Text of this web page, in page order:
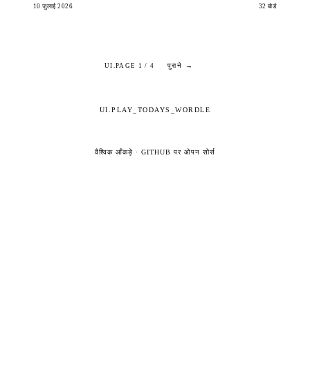
10 जुलाई 2026 32 बोर्ड
UI.PAGE 1 / 4 पुराने →
UI.PLAY_TODAYS_WORDLE
वैश्विक आँकड़े · GITHUB पर ओपन सोर्स